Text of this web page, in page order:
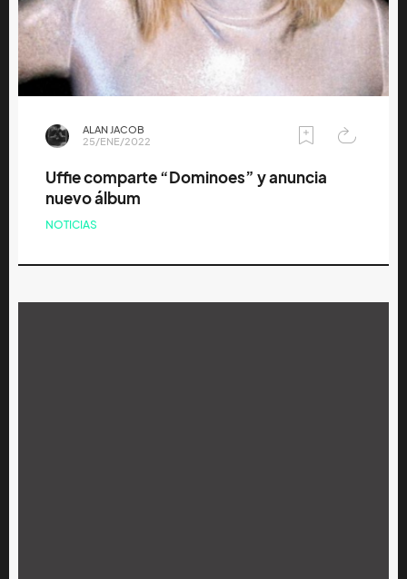
ALAN JACOB
25/ENE/2022
Uffie comparte “Dominoes” y anuncia
nuevo álbum
NOTICIAS